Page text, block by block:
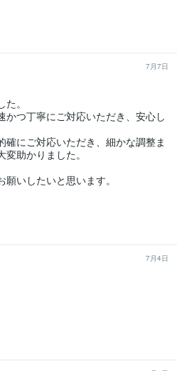
7月7日
。
かつ丁寧にご対応いただき、安心し
確にご対応いただき、細かな調整ま
助かりました。
いしたいと思います。
7月4日